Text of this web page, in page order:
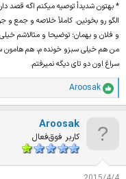
* بهتون شدیداً توصیه میکنم اگه قصد
الگو رو بخونین. کاملاً خلاصه و جمع و
و فلان و بهمان؛ توضیحا و مثالاشم
من هم خیلی سبزو خونده م، هم هامون
سراغ اون دو تای دیگه نمیرفتم.
ا
م
ت
Aroosak
Aroosak
کاربر فوق‌فعال